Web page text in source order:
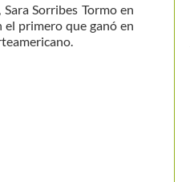
Sorribes Tormo en
primero que ganó en